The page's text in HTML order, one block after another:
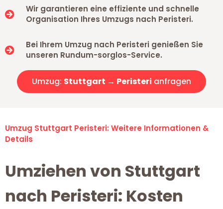
Wir garantieren eine effiziente und schnelle
Organisation Ihres Umzugs nach Peristeri.
Bei Ihrem Umzug nach Peristeri genießen Sie
unseren Rundum-sorglos-Service.
Umzug: Stuttgart → Peristeri anfragen
Umzug Stuttgart Peristeri: Weitere Informationen &
Details
Umziehen von Stuttgart
nach Peristeri: Kosten